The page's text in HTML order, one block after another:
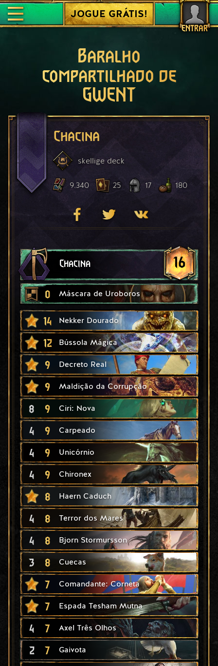
ENTRAR
JOGUE GRÁTIS!
Baralho
compartilhado de
GWENT
Chacina
skellige deck
9.340 25 17 180
Chacina 16
0 Máscara de Uroboros
14 Nekker Dourado
12 Bússola Mágica
9 Decreto Real
9 Maldição da Corrupção
8 9 Ciri: Nova
4 9 Carpeado
4 9 Unicórnio
4 9 Chironex
8 Haern Caduch
4 8 Terror dos Mares
4 8 Bjorn Stormursson
3 8 Cuecas
7 Comandante: Corneta
7 Espada Tesham Mutna
4 7 Axel Três Olhos
2 7 Gaivota